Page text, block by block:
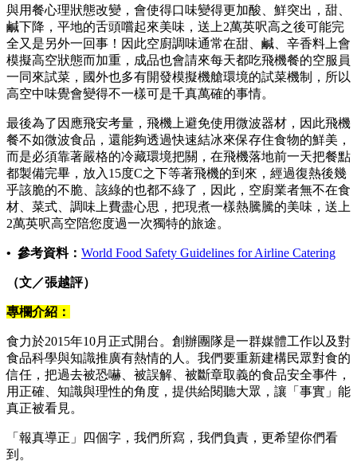
與用餐心理狀態改變，會使得口味變得更加酸、鮮突出，甜、
鹹下降，平地的舌頭嚐起來美味，送上2萬英呎高之後可能完
全又是另外一回事！因此空廚調味通常在甜、鹹、辛香料上會
模擬高空狀態而加重，成品也會請來每天都吃飛機餐的空服員
一同來試菜，國外也多有開發模擬機艙環境的試菜機制，所以
高空中味覺會變得不一樣可是千真萬確的事情。
最後為了因應飛安考量，飛機上避免使用微波器材，因此飛機
餐不如微波食品，還能夠透過快速結冰來保存住食物的鮮美，
而是必須靠著嚴格的冷藏環境把關，在飛機落地前一天把餐點
都製備完畢，放入15度C之下等著飛機的到來，經過復熱後幾
乎該脆的不脆、該綠的也都不綠了，因此，空廚業者無不在食
材、菜式、調味上費盡心思，把現煮一樣熱騰騰的美味，送上
2萬英呎高空陪您度過一次獨特的旅途。
• 參考資料： World Food Safety Guidelines for Airline Catering
（文／張越評）
專欄介紹：
食力於2015年10月正式開台。創辦團隊是一群媒體工作以及對
食品科學與知識推廣有熱情的人。我們要重新建構民眾對食的
信任，把過去被恐嚇、被誤解、被斷章取義的食品安全事件，
用正確、知識與理性的角度，提供給閱聽大眾，讓「事實」能
真正被看見。
「報真導正」四個字，我們所寫，我們負責，更希望你們看
到。